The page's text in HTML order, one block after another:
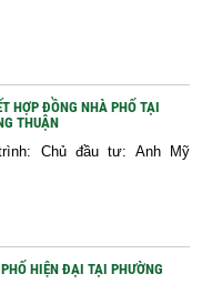
HỢP ĐỒNG NHÀ PHỐ TẠI
THUẬN
Chủ đầu tư: Anh Mỹ
HIỆN ĐẠI TẠI PHƯỜNG